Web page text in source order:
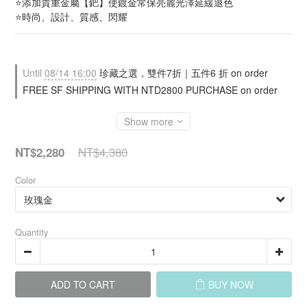
⭐時尚、設計、質感、閃耀
Until 08/14 16:00 珍藏之選，雙件7折｜五件6 折 on order
FREE SF SHIPPING WITH NTD2800 PURCHASE on order
Show more
NT$4,380
NT$2,280
Color
Quantity
ADD TO CART BUY NOW